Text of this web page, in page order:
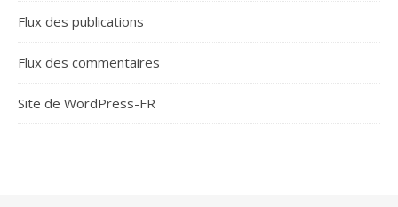
Flux des publications
Flux des commentaires
Site de WordPress-FR